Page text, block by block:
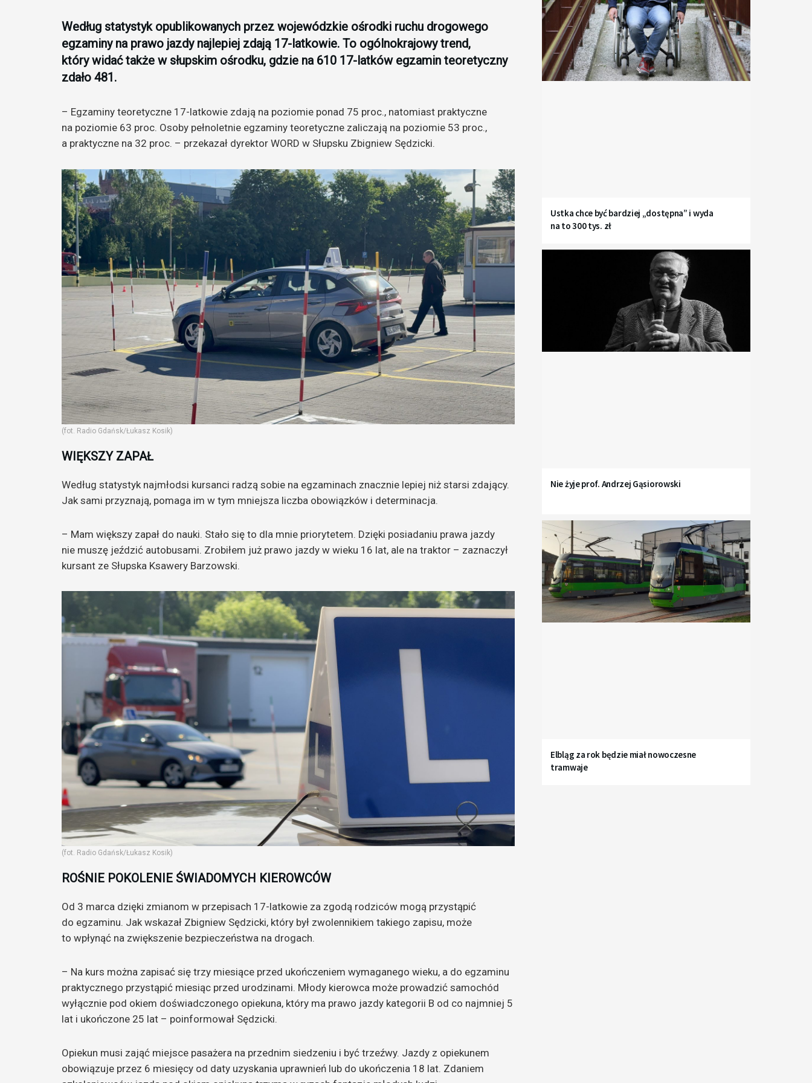
Według statystyk opublikowanych przez wojewódzkie ośrodki ruchu drogowego
egzaminy na prawo jazdy najlepiej zdają 17-latkowie. To ogólnokrajowy trend,
który widać także w słupskim ośrodku, gdzie na 610 17-latków egzamin teoretyczny
zdało 481.
– Egzaminy teoretyczne 17-latkowie zdają na poziomie ponad 75 proc., natomiast praktyczne
na poziomie 63 proc. Osoby pełnoletnie egzaminy teoretyczne zaliczają na poziomie 53 proc.,
a praktyczne na 32 proc. – przekazał dyrektor WORD w Słupsku Zbigniew Sędzicki.
(fot. Radio Gdańsk/Łukasz Kosik)
WIĘKSZY ZAPAŁ
Według statystyk najmłodsi kursanci radzą sobie na egzaminach znacznie lepiej niż starsi zdający.
Jak sami przyznają, pomaga im w tym mniejsza liczba obowiązków i determinacja.
– Mam większy zapał do nauki. Stało się to dla mnie priorytetem. Dzięki posiadaniu prawa jazdy
nie muszę jeździć autobusami. Zrobiłem już prawo jazdy w wieku 16 lat, ale na traktor – zaznaczył
kursant ze Słupska Ksawery Barzowski.
(fot. Radio Gdańsk/Łukasz Kosik)
ROŚNIE POKOLENIE ŚWIADOMYCH KIEROWCÓW
Od 3 marca dzięki zmianom w przepisach 17-latkowie za zgodą rodziców mogą przystąpić
do egzaminu. Jak wskazał Zbigniew Sędzicki, który był zwolennikiem takiego zapisu, może
to wpłynąć na zwiększenie bezpieczeństwa na drogach.
– Na kurs można zapisać się trzy miesiące przed ukończeniem wymaganego wieku, a do egzaminu
praktycznego przystąpić miesiąc przed urodzinami. Młody kierowca może prowadzić samochód
wyłącznie pod okiem doświadczonego opiekuna, który ma prawo jazdy kategorii B od co najmniej 5
lat i ukończone 25 lat – poinformował Sędzicki.
Opiekun musi zająć miejsce pasażera na przednim siedzeniu i być trzeźwy. Jazdy z opiekunem
obowiązuje przez 6 miesięcy od daty uzyskania uprawnień lub do ukończenia 18 lat. Zdaniem
Ustka chce być bardziej „dostępna” i wyda
na to 300 tys. zł
Nie żyje prof. Andrzej Gąsiorowski
Elbląg za rok będzie miał nowoczesne
tramwaje